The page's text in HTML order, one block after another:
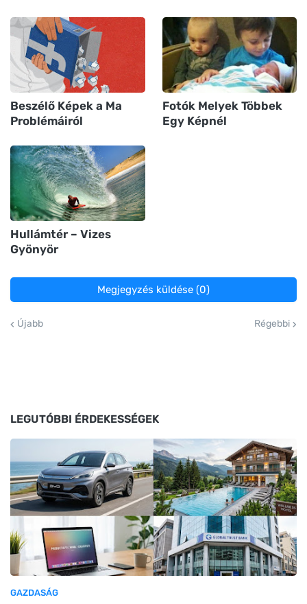
Beszélő Képek a Ma
Problémáiról
Fotók Melyek Többek
Egy Képnél
Hullámtér – Vizes
Gyönyör
Megjegyzés küldése (0)
Újabb Régebbi
LEGUTÓBBI ÉRDEKESSÉGEK
GAZDASÁG